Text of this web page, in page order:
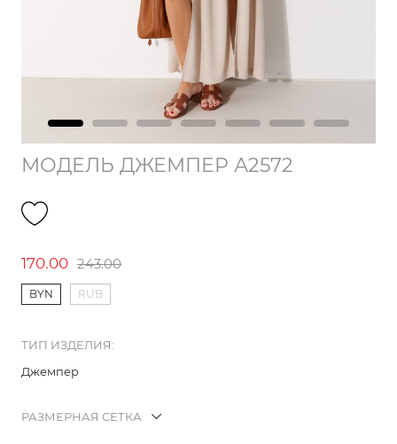
МОДЕЛЬ ДЖЕМПЕР А2572
170.00 243.00
BYN RUB
ТИП ИЗДЕЛИЯ:
Джемпер
РАЗМЕРНАЯ СЕТКА